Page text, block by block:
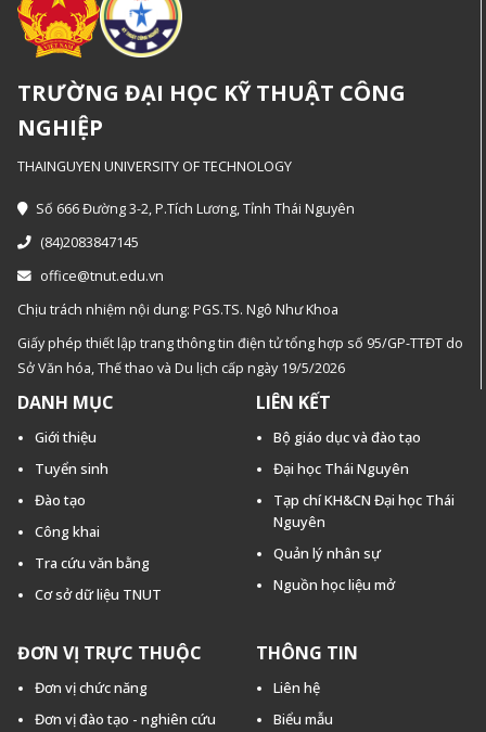
TRƯỜNG ĐẠI HỌC KỸ THUẬT CÔNG
NGHIỆP
THAINGUYEN UNIVERSITY OF TECHNOLOGY
Số 666 Đường 3-2, P.Tích Lương, Tỉnh Thái Nguyên
(84)2083847145
office@tnut.edu.vn
Chịu trách nhiệm nội dung: PGS.TS. Ngô Như Khoa
Giấy phép thiết lập trang thông tin điện tử tổng hợp số 95/GP-TTĐT do
Sở Văn hóa, Thế thao và Du lịch cấp ngày 19/5/2026
DANH MỤC
Giới thiệu
Tuyển sinh
Đào tạo
Công khai
Tra cứu văn bằng
Cơ sở dữ liệu TNUT
LIÊN KẾT
Bộ giáo dục và đào tạo
Đại học Thái Nguyên
Tạp chí KH&CN Đại học Thái
Nguyên
Quản lý nhân sự
Nguồn học liệu mở
ĐƠN VỊ TRỰC THUỘC
Đơn vị chức năng
Đơn vị đào tạo - nghiên cứu
THÔNG TIN
Liên hệ
Biểu mẫu